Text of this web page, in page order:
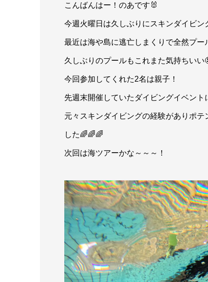
こんばんはー！のあです🐰
今週火曜日は久しぶりにスキンダイビン
最近は海や島に逃亡しまくりで全然プー
久しぶりのプールもこれまた気持ちいい
今回参加してくれた2名は親子！
先週末開催していたダイビングイベン
元々スキンダイビングの経験がありポ
した🌈🌈🌈
次回は海ツアーかな～～～！